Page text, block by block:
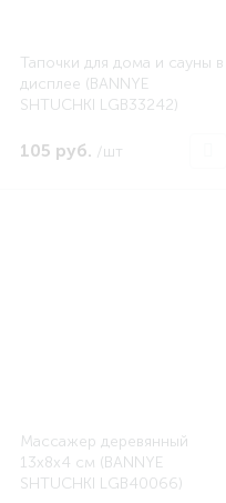
Тапочки для дома и сауны в
дисплее (BANNYE
SHTUCHKI LGB33242)
105 руб. /шт
Массажер деревянный
13х8х4 см (BANNYE
SHTUCHKI LGB40066)